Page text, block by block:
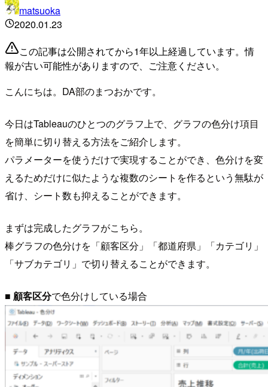
matsuoka
2020.01.23
この記事は公開されてから1年以上経過しています。情
報が古い可能性がありますので、ご注意ください。
こんにちは。DA部のまつおかです。
今日はTableauのひとつのグラフ上で、グラフの色分け項目
を簡単に切り替える方法をご紹介します。
パラメーターを使うだけで実現することができ、色分けを変
えるためだけに似たような複数のシートを作るという無駄が
省け、シート数も抑えることができます。
まずは完成したグラフがこちら。
棒グラフの色分けを「顧客区分」「都道府県」「カテゴリ」
「サブカテゴリ」で切り替えることができます。
■ 顧客区分で色分けしている場合